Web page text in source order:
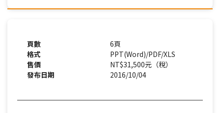
頁數
6頁
格式
PPT(Word)/PDF/XLS
售價
NT$31,500元（稅）
發布日期
2016/10/04